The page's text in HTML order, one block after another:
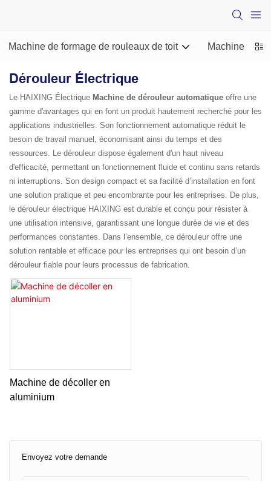
Machine de formage de rouleaux de toit Machine de
Dérouleur Électrique
Le HAIXING Électrique Machine de dérouleur automatique offre une
gamme d'avantages qui en font un produit hautement recherché pour les
applications industrielles. Son fonctionnement automatique réduit le
besoin de travail manuel, économisant ainsi du temps et des
ressources. Le dérouleur dispose également d'un haut niveau
d'efficacité, permettant un fonctionnement fluide et continu sans retards
ni interruptions. Son design compact et sa facilité d’installation en font
une solution pratique et peu encombrante pour les entreprises. De plus,
le dérouleur électrique HAIXING est durable et conçu pour résister à
une utilisation intensive, garantissant une longue durée de vie et des
performances constantes. Dans l’ensemble, ce dérouleur offre une
solution rentable et efficace pour les entreprises qui ont besoin d’un
dérouleur fiable pour leurs processus de fabrication.
Envoyez votre demande
Machine de décoller en
aluminium